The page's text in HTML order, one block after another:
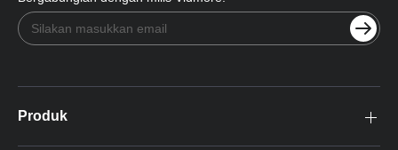
Produk